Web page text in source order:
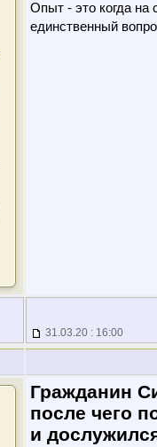
Опыт - это когда на
единственный
31.03.20 : 16:00
Гражданин
после чего
и